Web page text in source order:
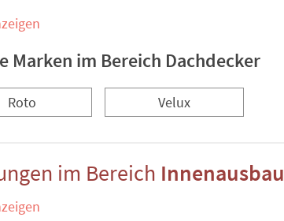
Marken im Bereich Dachdecker
Roto Velux
im Bereich Innenausbau